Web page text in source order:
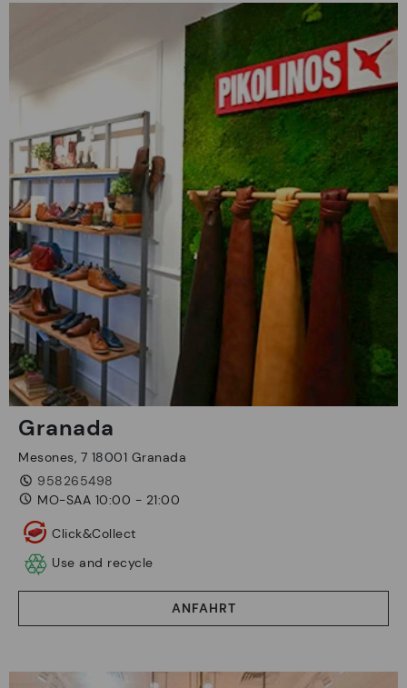
Granada
Mesones, 7 18001 Granada
958265498
MO-SAA 10:00 - 21:00
Click&Collect
Use and recycle
ANFAHRT